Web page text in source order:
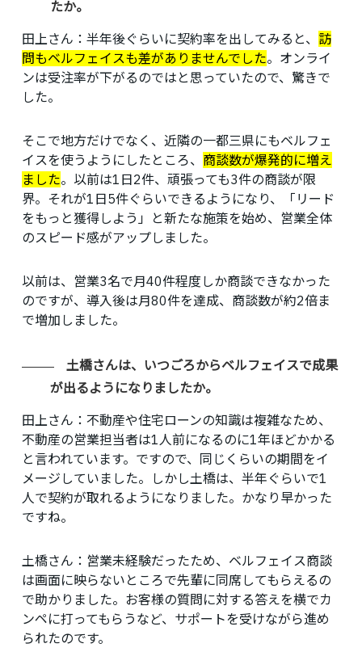
たか。
田上さん ：半年後ぐらいに契約率を出してみると、 訪
問もベルフェイスも差がありませんでした。オンライ
ンは受注率が下がるのではと思っていたので、驚きで
した。
そこで地方だけでなく、近隣の一都三県にもベルフェ
イスを使うようにしたところ、 商談数が爆発的に増え
ました。以前は1日2件、頑張っても3件の商談が限
界。それが1日5件ぐらいできるようになり、「リード
をもっと獲得しよう」と新たな施策を始め、営業全体
のスピード感がアップしました。
以前は、営業3名で月40件程度しか商談できなかった
のですが、導入後は月80件を達成、商談数が約2倍ま
で増加しました。
土橋さんは、いつごろからベルフェイスで成果
が出るようになりましたか。
田上さん ：不動産や住宅ローンの知識は複雑なため、
不動産の営業担当者は1人前になるのに1年ほどかかる
と言われています。ですので、同じくらいの期間をイ
メージしていました。しかし土橋は、半年ぐらいで1
人で契約が取れるようになりました。かなり早かった
ですね。
土橋さん ：営業未経験だったため、ベルフェイス商談
は画面に映らないところで先輩に同席してもらえるの
で助かりました。お客様の質問に対する答えを横でカ
ンペに打ってもらうなど、サポートを受けながら進め
られたのです。